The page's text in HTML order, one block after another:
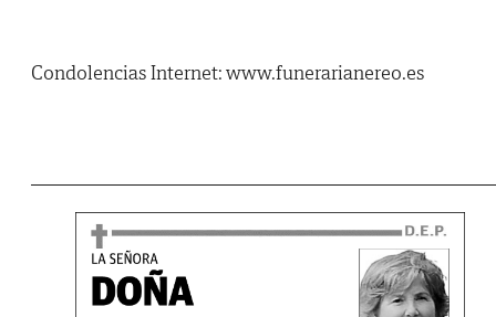
Condolencias Internet: www.funerarianereo.es